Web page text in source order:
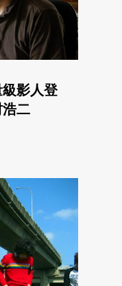
影人登
二